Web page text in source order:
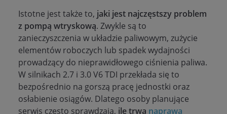
Istotne jest także to, jaki jest najczęstszy problem
z pompą wtryskową. Zwykle są to
zanieczyszczenia w układzie paliwowym, zużycie
elementów roboczych lub spadek wydajności
prowadzący do nieprawidłowego ciśnienia paliwa.
W silnikach 2.7 i 3.0 V6 TDI przekłada się to
bezpośrednio na gorszą pracę jednostki oraz
osłabienie osiągów. Dlatego osoby planujące
serwis często sprawdzają, ile trwa naprawa